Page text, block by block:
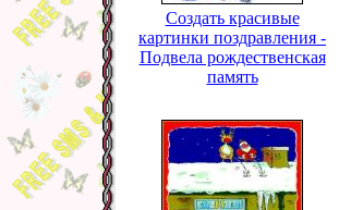
Создать красивые
картинки поздравления -
Подвела рождественская
память